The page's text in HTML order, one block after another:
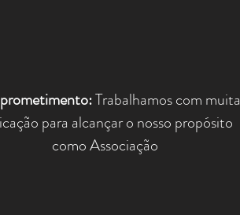
Trabalhamos com muita
para alcançar o nosso propósito
como Associação